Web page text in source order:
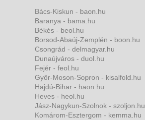
Bács-Kiskun - baon.hu
Baranya - bama.hu
Békés - beol.hu
Borsod-Abaúj-Zemplén - boon.hu
Csongrád - delmagyar.hu
Dunaújváros - duol.hu
Fejér - feol.hu
Győr-Moson-Sopron - kisalfold.hu
Hajdú-Bihar - haon.hu
Heves - heol.hu
Jász-Nagykun-Szolnok - szoljon.hu
Komárom-Esztergom - kemma.hu